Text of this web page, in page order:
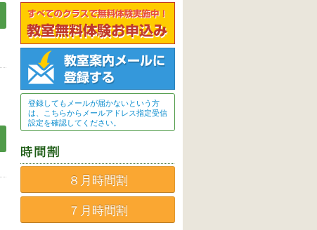
登録してもメールが届かないという方
は、こちらからメールアドレス指定受信
設定を確認してください。
８月時間割
７月時間割